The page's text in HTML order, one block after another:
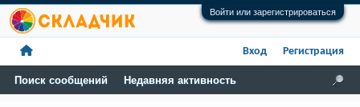
Войти или зарегистрироваться
Поиск сообщений Недавняя активность
Вход Регистрация